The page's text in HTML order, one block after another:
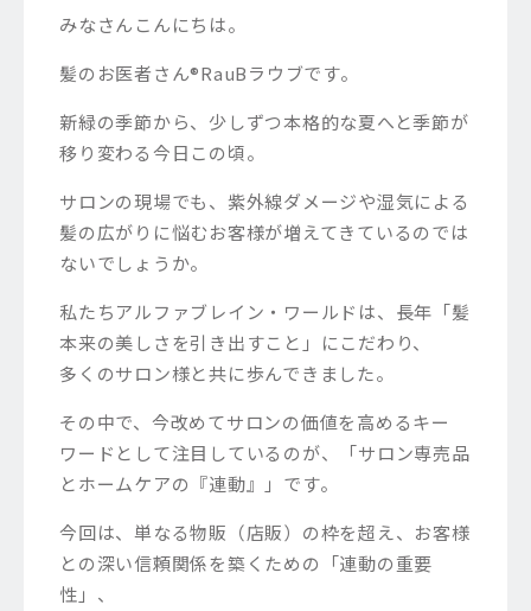
みなさんこんにちは。
髪のお医者さん®︎RauBラウブです。
新緑の季節から、少しずつ本格的な夏へと季節が
移り変わる今日この頃。
サロンの現場でも、紫外線ダメージや湿気による
髪の広がりに悩むお客様が増えてきているのでは
ないでしょうか。
私たちアルファブレイン・ワールドは、長年「髪
本来の美しさを引き出すこと」にこだわり、
多くのサロン様と共に歩んできました。
その中で、今改めてサロンの価値を高めるキー
ワードとして注目しているのが、「サロン専売品
とホームケアの『連動』」です。
今回は、単なる物販（店販）の枠を超え、お客様
との深い信頼関係を築くための「連動の重要
性」、